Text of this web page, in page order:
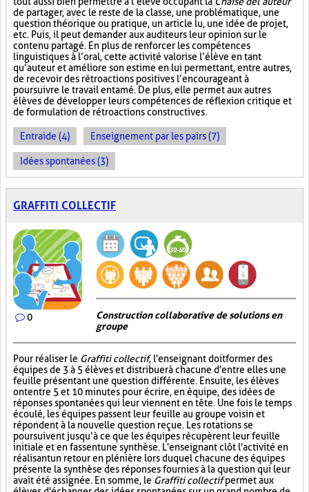
de partager, avec le reste de la classe, une problématique, une
question théorique ou pratique, un article lu, une idée de projet,
etc. Puis, il peut demander aux auditeurs leur opinion sur le
contenu partagé. En plus de renforcer les compétences
linguistiques à l’oral, cette activité valorise l’élève en tant
qu’auteur et améliore son estime en lui permettant, entre autres,
de recevoir des rétroactions positives l’encourageant à
poursuivre le travail entamé. De plus, elle permet aux autres
élèves de développer leurs compétences de réflexion critique et
de formulation de rétroactions constructives.
Entraide (4) Enseignement par les pairs (7)
Idées spontanées (3)
GRAFFITI COLLECTIF
0
Construction collaborative de solutions en
groupe
Pour réaliser le Graffiti collectif, l'enseignant doit former des
équipes de 3 à 5 élèves et distribuer à chacune d'entre elles une
feuille présentant une question différente. Ensuite, les élèves
ont entre 5 et 10 minutes pour écrire, en équipe, des idées de
réponses spontanées qui leur viennent en tête. Une fois le temps
écoulé, les équipes passent leur feuille au groupe voisin et
répondent à la nouvelle question reçue. Les rotations se
poursuivent jusqu’à ce que les équipes récupèrent leur feuille
initiale et en fassent une synthèse. L'enseignant clôt l'activité en
réalisant un retour en plénière lors duquel chacune des équipes
présente la synthèse des réponses fournies à la question qui leur
avait été assignée. En somme, le Graffiti collectifpermet aux